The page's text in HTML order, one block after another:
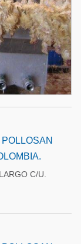
C/U.